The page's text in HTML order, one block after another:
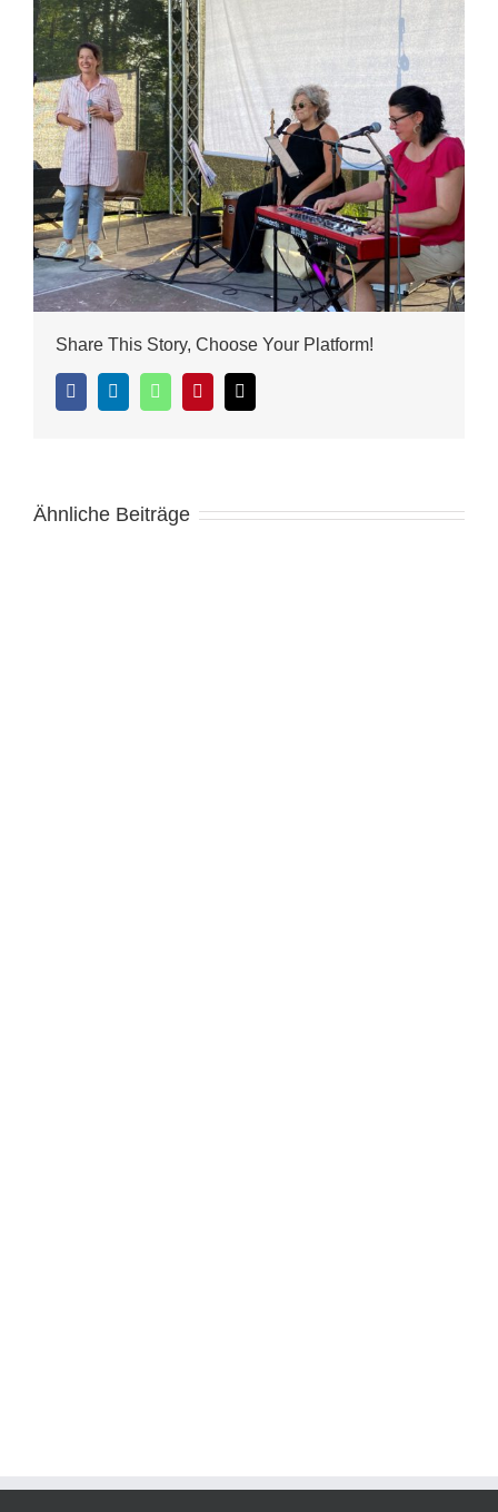
Share This Story, Choose Your Platform!
FacebookLinkedInWhatsAppPinterest
Mail
Ähnliche Beiträge